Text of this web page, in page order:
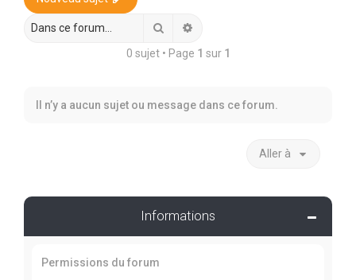
Rechercher
0 sujet • Page 1 sur 1
Il n’y a aucun sujet ou message dans ce forum.
Aller à
Informations
Permissions du forum